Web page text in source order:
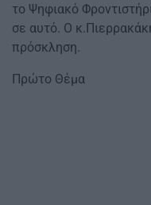
το Ψηφιακό
σε αυτό. Ο
πρόσκληση.
Πρώτο Θέμα